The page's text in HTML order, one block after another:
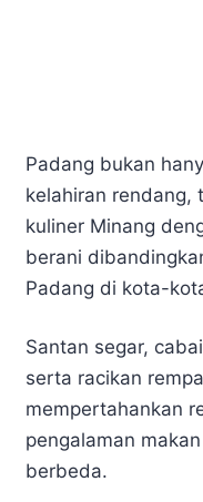
Padang bukan
kelahiran rendang,
kuliner Minang
berani
Padang di kota-
Santan segar,
serta racikan
mempertahankan
pengalaman
berbeda.